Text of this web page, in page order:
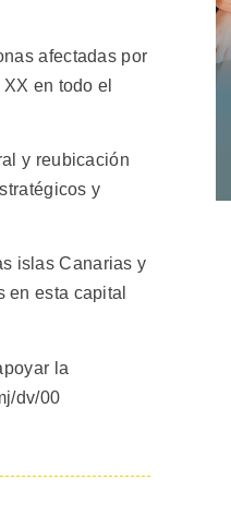
afectadas por
en todo el
y reubicación
y
islas Canarias y
esta capital
la
dv/00